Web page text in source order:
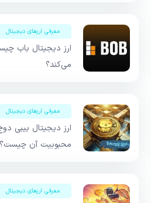
معرفی ارزهای دیجیتال
ارز دیجیتال باب
می‌کند؟
معرفی ارزهای دیجیتال
ارز دیجیتال بیبی
محبوبیت آن چیست؟
معرفی ارزهای دیجیتال